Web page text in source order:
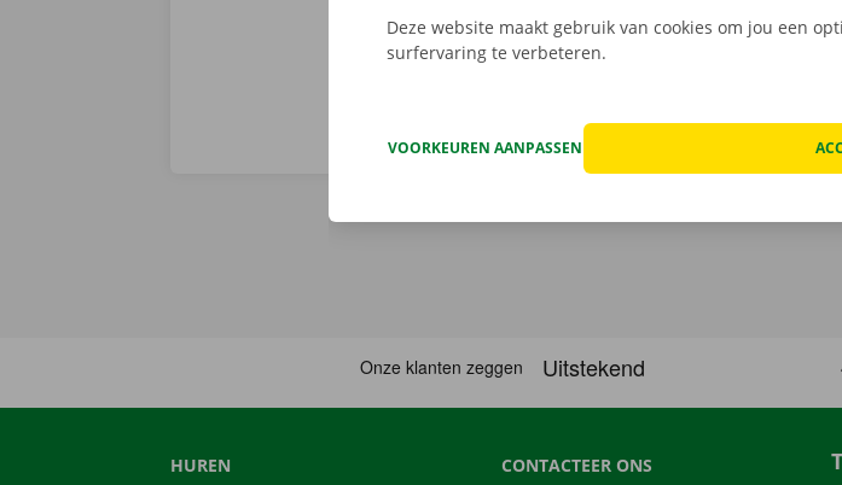
HUREN
CONTACTEER ONS
Deze website maakt gebruik van cookies om jou een
surfervaring te verbeteren.
VOORKEUREN AANPASSEN